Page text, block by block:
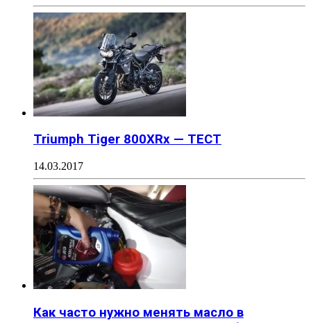
Triumph Tiger 800XRx — ТЕСТ
14.03.2017
Как часто нужно менять масло в